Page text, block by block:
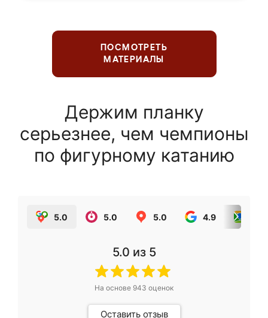
ПОСМОТРЕТЬ
МАТЕРИАЛЫ
Держим планку
серьезнее, чем чемпионы
по фигурному катанию
5.0 5.0 5.0 4.9
5.0 из 5
На основе 943 оценок
Оставить отзыв